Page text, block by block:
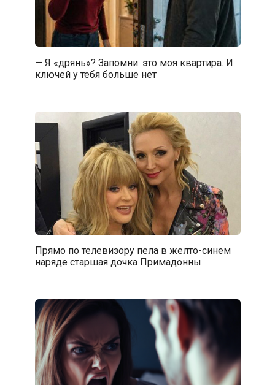
— Я «дрянь»? Запомни: это моя квартира. И
ключей у тебя больше нет
Прямо по телевизору пела в желто-синем
наряде старшая дочка Примадонны